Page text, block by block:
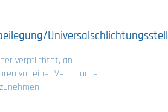
verpflichtet, an
vor einer Verbraucher-